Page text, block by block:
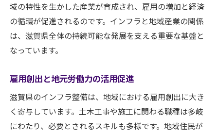
域の特性を生かした産業が育成され、雇用の増加と経済
の循環が促進されるのです。インフラと地域産業の関係
は、滋賀県全体の持続可能な発展を支える重要な基盤と
なっています。
雇用創出と地元労働力の活用促進
滋賀県のインフラ整備は、地域における雇用創出に大き
く寄与しています。土木工事や施工に関わる職種は多岐
にわたり、必要とされるスキルも多様です。地域住民が